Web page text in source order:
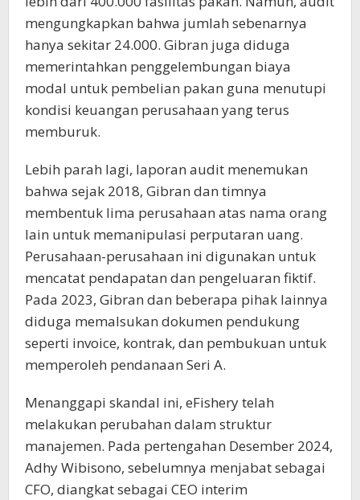
mengungkapkan bahwa jumlah sebenarnya
hanya sekitar 24.000. Gibran juga diduga
memerintahkan penggelembungan biaya
modal untuk pembelian pakan guna menutupi
kondisi keuangan perusahaan yang terus
memburuk.
Lebih parah lagi, laporan audit menemukan
bahwa sejak 2018, Gibran dan timnya
membentuk lima perusahaan atas nama orang
lain untuk memanipulasi perputaran uang.
Perusahaan-perusahaan ini digunakan untuk
mencatat pendapatan dan pengeluaran fiktif.
Pada 2023, Gibran dan beberapa pihak lainnya
diduga memalsukan dokumen pendukung
seperti invoice, kontrak, dan pembukuan untuk
memperoleh pendanaan Seri A.
Menanggapi skandal ini, eFishery telah
melakukan perubahan dalam struktur
manajemen. Pada pertengahan Desember 2024,
Adhy Wibisono, sebelumnya menjabat sebagai
CFO, diangkat sebagai CEO interim